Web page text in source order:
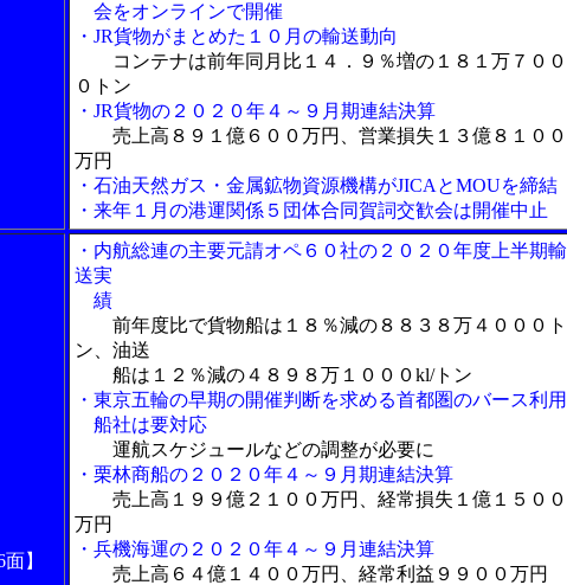
会をオンラインで開催
・JR貨物がまとめた１０月の輸送動向
コンテナは前年同月比１４．９％増の１８１万７００
０トン
・JR貨物の２０２０年４～９月期連結決算
売上高８９１億６００万円、営業損失１３億８１００
万円
・石油天然ガス・金属鉱物資源機構がJICAとMOUを締結
・来年１月の港運関係５団体合同賀詞交歓会は開催中止
】
・内航総連の主要元請オペ６０社の２０２０年度上半期輸
送実
績
前年度比で貨物船は１８％減の８８３８万４０００ト
ン、油送
船は１２％減の４８９８万１０００kl/トン
・東京五輪の早期の開催判断を求める首都圏のバース利用
船社は要対応
運航スケジュールなどの調整が必要に
・栗林商船の２０２０年４～９月期連結決算
売上高１９９億２１００万円、経常損失１億１５００
万円
・兵機海運の２０２０年４～９月連結決算
売上高６４億１４００万円、経常利益９９００万円